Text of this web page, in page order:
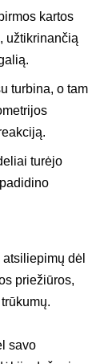
kartos
užtikrinančią
turbina, o tam
turėjo
dėl
priežiūros,
savo